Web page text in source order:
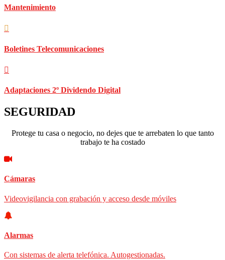
Mantenimiento
Boletines Telecomunicaciones
Adaptaciones 2º Dividendo Digital
SEGURIDAD
Protege tu casa o negocio, no dejes que te arrebaten lo que tanto
trabajo te ha costado
Cámaras
Videovigilancia con grabación y acceso desde móviles
Alarmas
Con sistemas de alerta telefónica. Autogestionadas.